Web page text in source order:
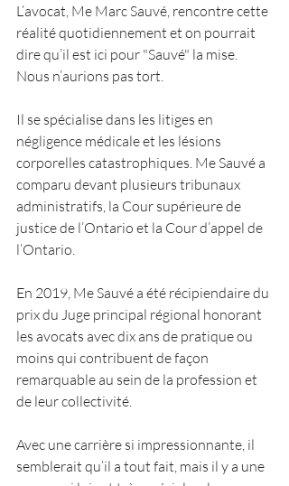
L’avocat, Me Marc Sauvé , rencontre cette
réalité quotidiennement et on pourrait
dire qu’il est ici pour "Sauvé" la mise.
Nous n’aurions pas tort.
Il se spécialise dans les litiges en
négligence médicale et les lésions
corporelles catastrophiques. Me Sauvé a
comparu devant plusieurs tribunaux
administratifs, la Cour supérieure de
justice de l’Ontario et la Cour d’appel de
l’Ontario.
En 2019, Me Sauvé a été récipiendaire du
prix du Juge principal régional honorant
les avocats avec dix ans de pratique ou
moins qui contribuent de façon
remarquable au sein de la profession et
de leur collectivité.
Avec une carrière si impressionnante, il
semblerait qu’il a tout fait, mais il y a une